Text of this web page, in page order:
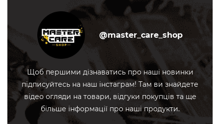
@master_care_shop
Щоб першими дізнаватись про наші новинки
підписуйтесь на наш інстаграм! Там ви знайдете
відео огляди на товари, відгуки покупців та ще
більше інформації про наші продукти.